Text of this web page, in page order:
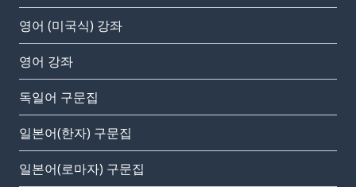
영어 (미국식) 강좌
영어 강좌
독일어 구문집
일본어(한자) 구문집
일본어(로마자) 구문집